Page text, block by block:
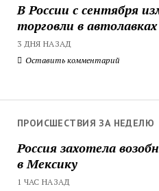
В России с сентября
торговли в
3 ДНЯ НАЗАД
Оставить комментарий
ПРОИСШЕСТВИЯ ЗА НЕДЕЛЮ
Россия захотела
в Мексику
1 ЧАС НАЗАД